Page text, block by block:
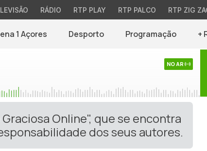
RÁDIO RTP PLAY RTP PALCO RTP ZIG
1 Açores Desporto Programação +
NO AR
Online", que se encontra
dos seus autores.